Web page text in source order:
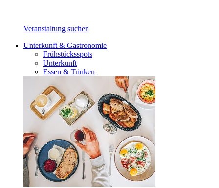
Veranstaltung suchen
Unterkunft & Gastronomie
Frühstücksspots
Unterkunft
Essen & Trinken